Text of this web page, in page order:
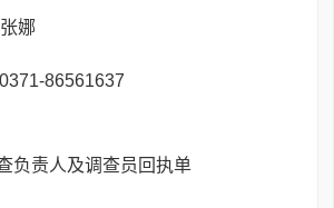
娜
86561637
负责人及调查员回执单